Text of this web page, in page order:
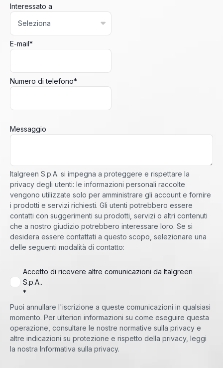
Interessato a
E-mail*
Numero di telefono*
Messaggio
Italgreen S.p.A. si impegna a proteggere e rispettare la
privacy degli utenti: le informazioni personali raccolte
vengono utilizzate solo per amministrare gli account e fornire
i prodotti e servizi richiesti. Gli utenti potrebbero essere
contatti con suggerimenti su prodotti, servizi o altri contenuti
che a nostro giudizio potrebbero interessare loro. Se si
desidera essere contattati a questo scopo, selezionare una
delle seguenti modalità di contatto:
Accetto di ricevere altre comunicazioni da Italgreen
S.p.A..
*
Puoi annullare l'iscrizione a queste comunicazioni in qualsiasi
momento. Per ulteriori informazioni su come eseguire questa
operazione, consultare le nostre normative sulla privacy e
altre indicazioni su protezione e rispetto della privacy, leggi
la nostra Informativa sulla privacy.